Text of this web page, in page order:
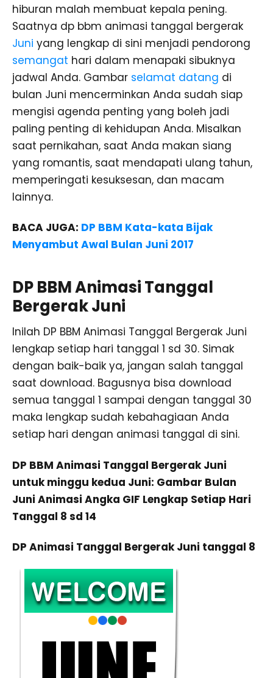
hiburan malah membuat kepala pening.
Saatnya dp bbm animasi tanggal bergerak
Juni yang lengkap di sini menjadi pendorong
semangat hari dalam menapaki sibuknya
jadwal Anda. Gambar selamat datang di
bulan Juni mencerminkan Anda sudah siap
mengisi agenda penting yang boleh jadi
paling penting di kehidupan Anda. Misalkan
saat pernikahan, saat Anda makan siang
yang romantis, saat mendapati ulang tahun,
memperingati kesuksesan, dan macam
lainnya.
BACA JUGA: DP BBM Kata-kata Bijak
Menyambut Awal Bulan Juni 2017
DP BBM Animasi Tanggal
Bergerak Juni
Inilah DP BBM Animasi Tanggal Bergerak Juni
lengkap setiap hari tanggal 1 sd 30. Simak
dengan baik-baik ya, jangan salah tanggal
saat download. Bagusnya bisa download
semua tanggal 1 sampai dengan tanggal 30
maka lengkap sudah kebahagiaan Anda
setiap hari dengan animasi tanggal di sini.
DP BBM Animasi Tanggal Bergerak Juni
untuk minggu kedua Juni: Gambar Bulan
Juni Animasi Angka GIF Lengkap Setiap Hari
Tanggal 8 sd 14
DP Animasi Tanggal Bergerak Juni tanggal 8